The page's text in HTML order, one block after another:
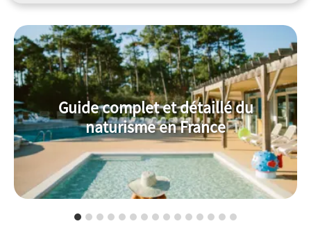
Guide complet et détaillé du
naturisme en France